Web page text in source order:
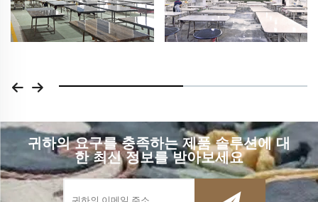
귀하의 요구를 충족하는 제품 솔루션에 대
한 최신 정보를 받아보세요